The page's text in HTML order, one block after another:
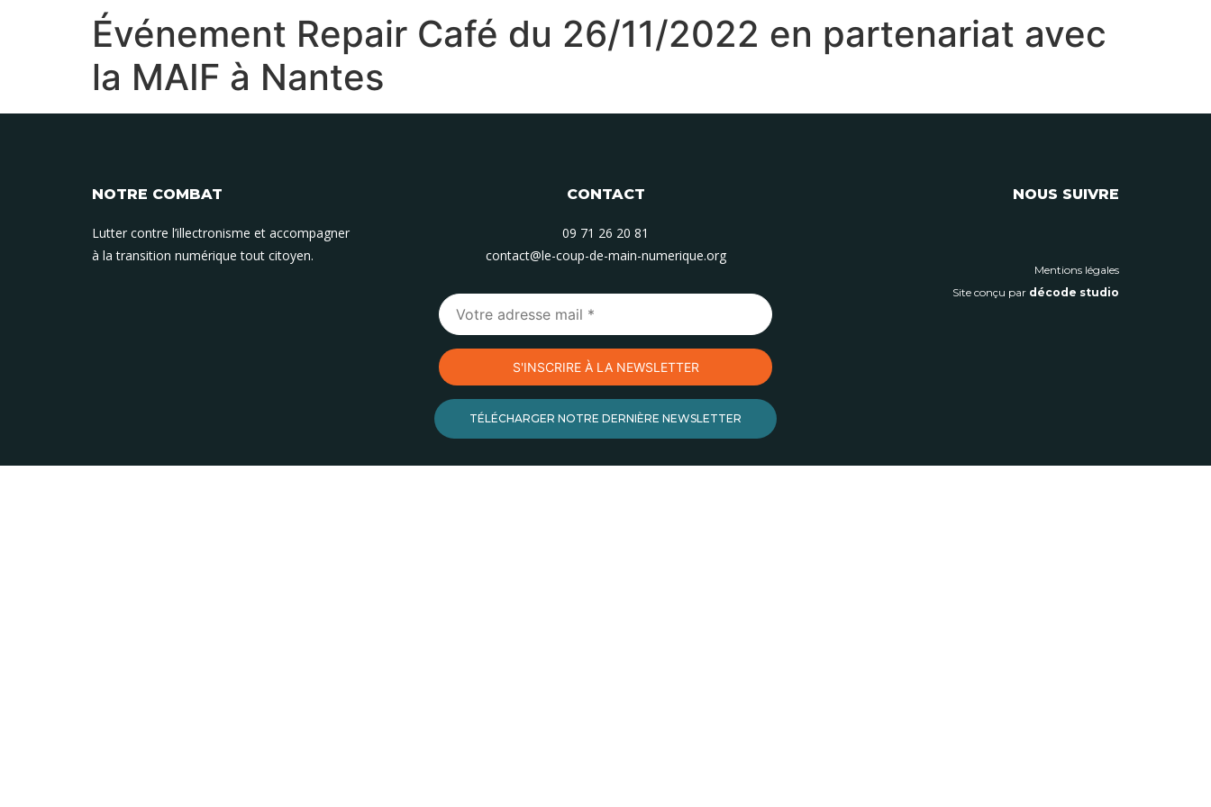
Événement Repair Café du 26/11/2022 en partenariat avec
la MAIF à Nantes
NOTRE COMBAT
Lutter contre l’illectronisme et accompagner
à la transition numérique tout citoyen.
CONTACT
09 71 26 20 81
contact@le-coup-de-main-numerique.org
TÉLÉCHARGER NOTRE DERNIÈRE NEWSLETTER
NOUS SUIVRE
Mentions légales
Site conçu par décode studio